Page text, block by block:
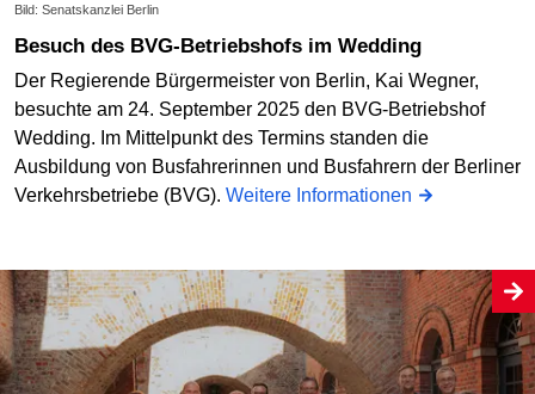
Bild: Senatskanzlei Berlin
Besuch des BVG-Betriebshofs im Wedding
Der Regierende Bürgermeister von Berlin, Kai Wegner,
besuchte am 24. September 2025 den BVG-Betriebshof
Wedding. Im Mittelpunkt des Termins standen die
Ausbildung von Busfahrerinnen und Busfahrern der Berliner
Verkehrsbetriebe (BVG). Weitere Informationen